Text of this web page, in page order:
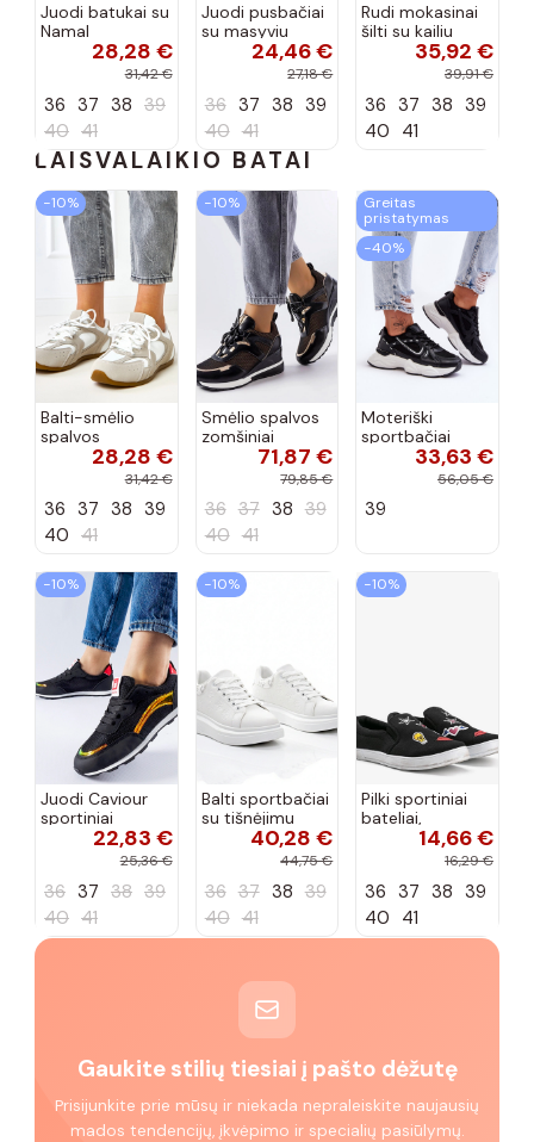
Juodi batukai su
Namal
dekoracija28,28 €
31,42 €
36 37 38 39
40 41
Juodi pusbačiai
su masyviu
padu Teska24,46 €
27,18 €
36 37 38 39
40 41
Rudi mokasinai
šilti su kailiu
35,92 €
39,91 €
36 37 38 39
40 41
LAISVALAIKIO BATAI
−10%
Balti-smėlio
spalvos
sportiniai
Casey
28,28 €
31,42 €
36 37 38 39
40 41
−10%
Smėlio spalvos
zomšiniai
sportiniai
bateliai, „Karino"
71,87 €
79,85 €
36 37 38 39
40 41
Greitas
pristatymas
−40%
Moteriški
sportbačiai
juodos spalvos
33,63 €
56,05 €
39
−10%
Juodi Caviour
sportiniai
sportbačiai22,83 €
25,36 €
36 37 38 39
40 41
−10%
Balti sportbačiai
su tišnėjimu
Peyton40,28 €
44,75 €
36 37 38 39
40 41
−10%
Pilki sportiniai
bateliai,
„Justice"14,66 €
16,29 €
36 37 38 39
40 41
Gaukite stilių tiesiai į pašto dėžutę
Prisijunkite prie mūsų ir niekada nepraleiskite naujausių
mados tendencijų, įkvėpimo ir specialių pasiūlymų.